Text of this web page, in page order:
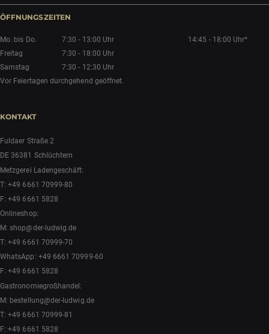
ÖFFNUNGSZEITEN
Mo. bis Do. 7:30 - 13:00 Uhr
14:45 - 18:00 Uhr*
Freitag
7:30 - 18:00 Uhr
Samstag
7:30 - 12:30 Uhr
Vor Feiertagen durchgehend geöffnet.
KONTAKT
Fuldaer Straße 2
DE 36381 Schlüchtern
Metzgerei Ladengeschäft:
T:+49 6661 70999-80
F: +49 6661 5828
Onlineshop:
M:shop@der-ludwig.de
T:+49 6661 70999-70
WhatsApp: +49 6661 70999-60
F: +49 6661 5828
Gastronomiegroßhandel:
M: bestellung@der-ludwig.de
T:+49 6661 70999-81
F: +49 6661 5828